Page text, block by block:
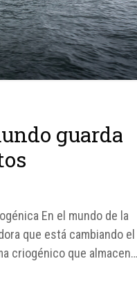
guarda
En el mundo de la
que está cambiando el
criogénico que almacena